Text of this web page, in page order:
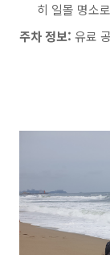
히 일몰 명소
주차 정보: 유료